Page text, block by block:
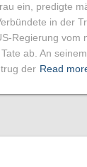
ein, predigte
in der
Regierung vom
ab. An
der Read